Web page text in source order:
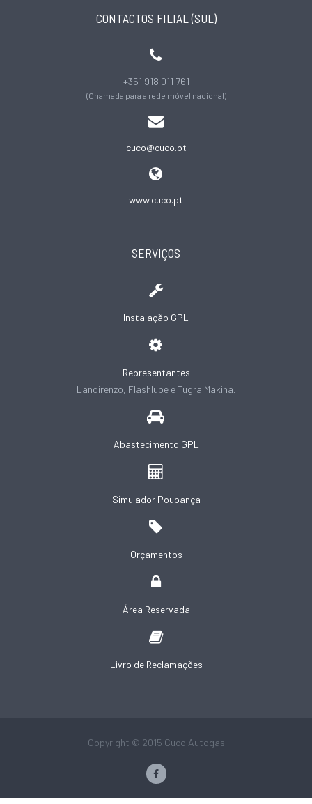
CONTACTOS FILIAL (SUL)
+351 918 011 761
(Chamada para a rede móvel nacional)
cuco@cuco.pt
www.cuco.pt
SERVIÇOS
Instalação GPL
Representantes
Landirenzo, Flashlube e Tugra Makina.
Abastecimento GPL
Simulador Poupança
Orçamentos
Área Reservada
Livro de Reclamações
Copyright © 2015 Cuco Autogas